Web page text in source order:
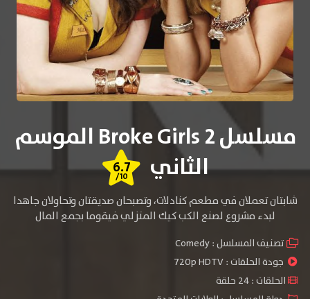
مسلسل 2 Broke Girls الموسم
الثاني
6.7
/10
شابتان تعملان في مطعم كنادلات، وتصبحان صديقتان وتحاولان جاهدا
لبدء مشروع لصنع الكب كيك المنزلي فيقوما بجمع المال
تصنيف المسلسل :Comedy
جودة الحلقات :720p HDTV
الحلقات : 24 حلقة